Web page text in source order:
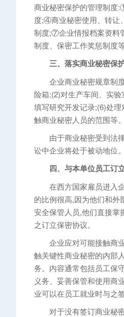
商业秘密保护的管理制度
度;④商业秘密使用、转让
制度;⑦企业情报档案资料
制度、保密工作奖惩制度等
三、落实商业秘密保
企业商业秘密规章制度
险箱;(2)对生产车间、实
填写研究开发记录;(6)处
触商业秘密人员的范围等。
由于商业秘密受到法律
讼中企业将处于被动地位。
四、与本单位员工订
在西方国家雇员进入企
的比例很高,因为他们和外
安全保管人员,他们直接掌
之订立保密协议。
企业应对可能接触商业
触关键性商业秘密的内部
务。内容通常包括员工保
义务、妥善保管和使用商
业可以在员工就业时与之
对于没有签订商业秘密